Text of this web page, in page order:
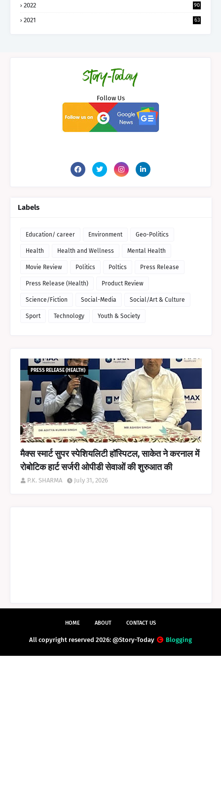
2022 90
2021 63
Follow Us
Labels
Education/ career Environment Geo-Politics
Health Health and Wellness Mental Health
Movie Review Politics Poltics Press Release
Press Release (Health) Product Review
Science/Fiction Social-Media Social/Art & Culture
Sport Technology Youth & Society
PRESS RELEASE (HEALTH)
मैक्स स्मार्ट सुपर स्पेशियलिटी हॉस्पिटल, साकेत ने करनाल में
रोबोटिक हार्ट सर्जरी ओपीडी सेवाओं की शुरुआत की
P.K. SHARMA July 31, 2026
HOME ABOUT CONTACT US
All copyright reserved 2026: @Story-Today Blogging